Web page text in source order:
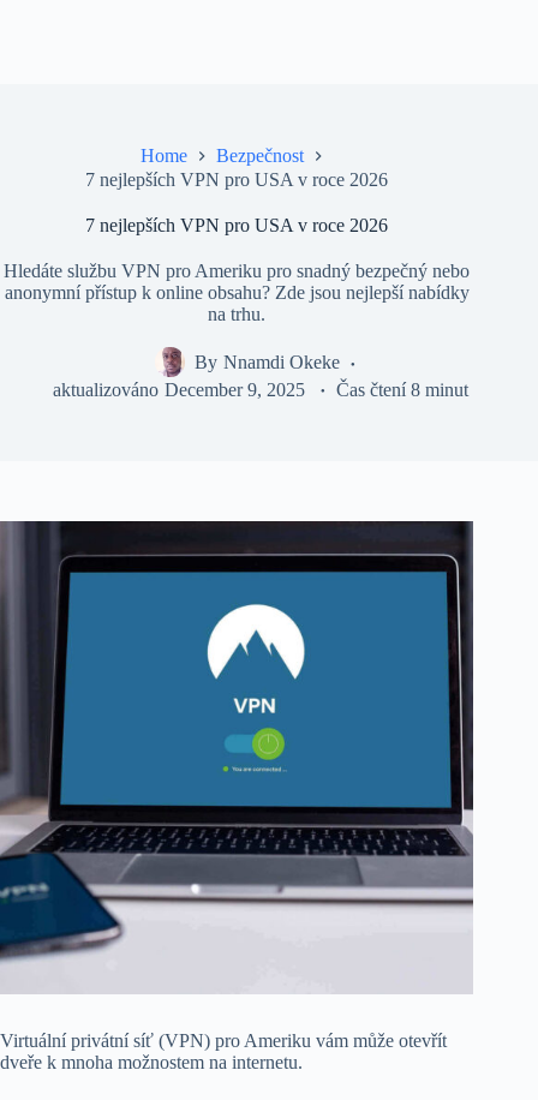
Home
Bezpečnost
7 nejlepších VPN pro USA v roce 2026
7 nejlepších VPN pro USA v roce 2026
Hledáte službu VPN pro Ameriku pro snadný bezpečný nebo
anonymní přístup k online obsahu? Zde jsou nejlepší nabídky
na trhu.
By Nnamdi Okeke
aktualizováno December 9, 2025 Čas čtení 8 minut
Virtuální privátní síť (VPN) pro Ameriku vám může otevřít
dveře k mnoha možnostem na internetu.